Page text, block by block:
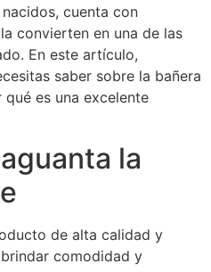
cuenta con
convierten en una de las
En este artículo,
saber sobre la bañera
es una excelente
la
de alta calidad y
comodidad y